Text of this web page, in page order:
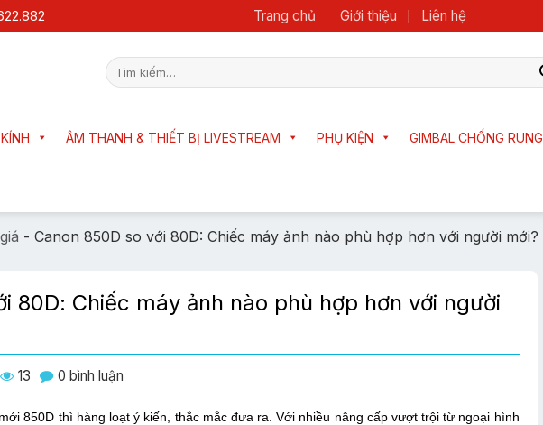
Trang chủ Giới thiệu Liên hệ
Tìm
kiếm:
ÂM THANH & THIẾT BỊ LIVESTREAM PHỤ KIỆN GIMBAL CHỐNG RUNG
- Canon 850D so với 80D: Chiếc máy ảnh nào phù hợp hơn với người mới?
80D: Chiếc máy ảnh nào phù hợp hơn với người
13 0 bình luận
850D thì hàng loạt ý kiến, thắc mắc đưa ra. Với nhiều nâng cấp vượt trội từ ngoại hình